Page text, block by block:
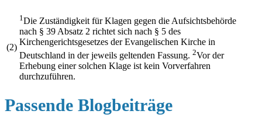
(2)
1Die Zuständigkeit für Klagen gegen die Aufsichtsbehörde
nach § 39 Absatz 2 richtet sich nach § 5 des
Kirchengerichtsgesetzes der Evangelischen Kirche in
Deutschland in der jeweils geltenden Fassung. 2Vor der
Erhebung einer solchen Klage ist kein Vorverfahren
durchzuführen.
Passende Blogbeiträge